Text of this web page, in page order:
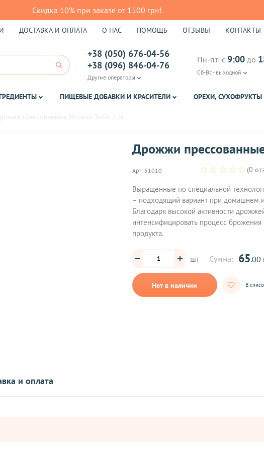
Скидка 10% при заказе от 1500 грн!
ДОСТАВКА И ОПЛАТА О НАС ПОМОЩЬ ОТЗЫВЫ КОНТАКТЫ
+38 (050) 676-04-56
+38 (096) 846-04-76
Другие операторы
Пн-пт: с 9:00 до
Сб-Вс - выходной
ПИЩЕВЫЕ ДОБАВКИ И КРАСИТЕЛИ ОРЕХИ, СУХОФРУКТЫ
Дрожжи
Арт: 51010 (0
Выращенные по специальной
– подходящий вариант при домашнем
Благодаря высокой активности
интенсифицировать процесс брожения
продукта.
шт Сумма: 65.00
Нет в наличии В
и оплата